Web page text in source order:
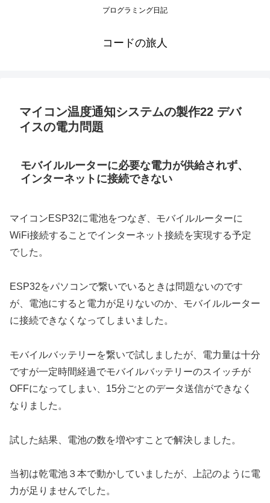
プログラミング日記
コードの旅人
マイコン温度通知システムの製作22 デバ
イスの電力問題
モバイルルーターに必要な電力が供給されず、
インターネットに接続できない
マイコンESP32に電池をつなぎ、モバイルルーターに
WiFi接続することでインターネット接続を実現する予定
でした。
ESP32をパソコンで繋いでいるときは問題ないのです
が、電池にすると電力が足りないのか、モバイルルーター
に接続できなくなってしまいました。
モバイルバッテリーを繋いで試しましたが、電力量は十分
ですが一定時間経過でモバイルバッテリーのスイッチが
OFFになってしまい、15分ごとのデータ送信ができなく
なりました。
試した結果、電池の数を増やすことで解決しました。
当初は乾電池３本で動かしていましたが、上記のように電
力が足りませんでした。